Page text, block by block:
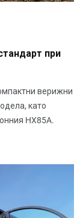
при
верижни
като
HX85A.